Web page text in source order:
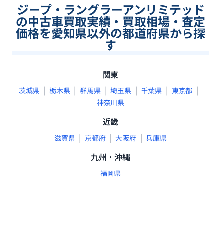
ジープ・ラングラーアンリミテッド
の中古車買取実績・買取相場・査定
価格を愛知県以外の都道府県から探
す
関東
茨城県 | 栃木県 | 群馬県 | 埼玉県 | 千葉県 | 東京都 |
神奈川県
近畿
滋賀県 | 京都府 | 大阪府 | 兵庫県
九州・沖縄
福岡県